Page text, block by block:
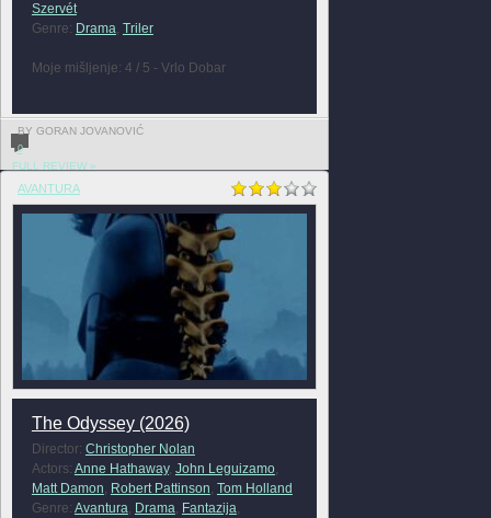
Szervét
Genre: Drama, Triler
Moje mišljenje: 4 / 5 - Vrlo Dobar
BY GORAN JOVANOVIĆ
0
FULL REVIEW »
AVANTURA
The Odyssey (2026)
Director: Christopher Nolan
Actors: Anne Hathaway, John Leguizamo,
Matt Damon, Robert Pattinson, Tom Holland
Genre: Avantura, Drama, Fantazija,